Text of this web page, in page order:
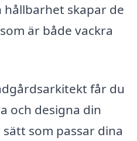
skapar de
är både vackra
får du
och designa din
som passar dina